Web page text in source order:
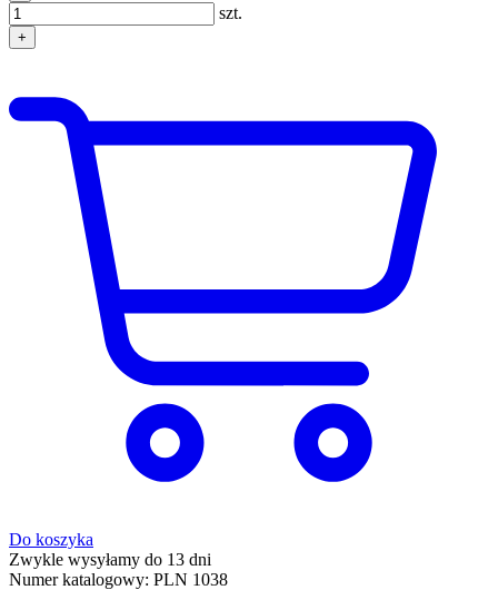
szt.
+
Do koszyka
Zwykle wysyłamy do 13 dni
Numer katalogowy: PLN 1038